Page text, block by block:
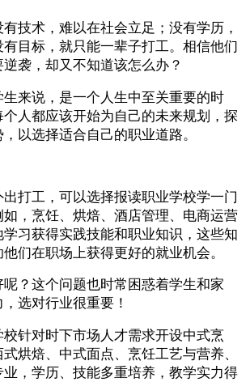
技术，难以在社会立足；没有学历，
目标，就只能一辈子打工。相信他们
袭，却又不知道该怎么办？
来说，是一个人生中至关重要的时
人都应该开始为自己的未来规划，探
以选择适合自己的职业道路。
打工，可以选择报读职业学校学一门
，烹饪、烘焙、酒店管理、电商运营
习获得实践技能和职业知识，这些知
们在职场上获得更好的就业机会。
？这个问题也时常困惑着学生和家
选对行业很重要！
针对时下市场人才需求开设中式烹
烘焙、中式面点、烹饪工艺与营养、
，学历、技能多重培养，教学实力得